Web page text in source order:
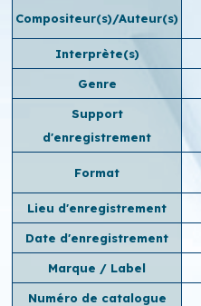
Compositeur(s)/Auteur(s)
Interprète(s)
Genre
Support
d'enregistrement
Format
Lieu d'enregistrement
Date d'enregistrement
Marque / Label
Numéro de catalogue